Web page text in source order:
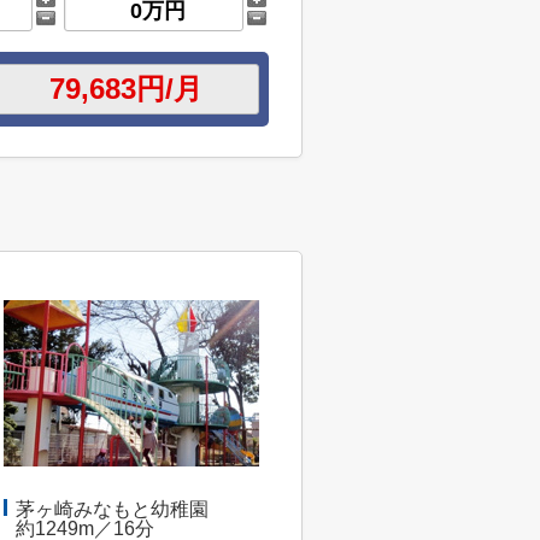
茅ヶ崎みなもと幼稚園
約1249m／16分